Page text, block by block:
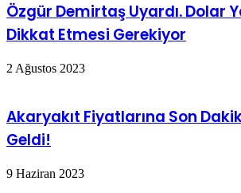
Özgür Demirtaş Uyardı. Dolar
Dikkat Etmesi Gerekiyor
2 Ağustos 2023
Akaryakıt Fiyatlarına Son
Geldi!
9 Haziran 2023